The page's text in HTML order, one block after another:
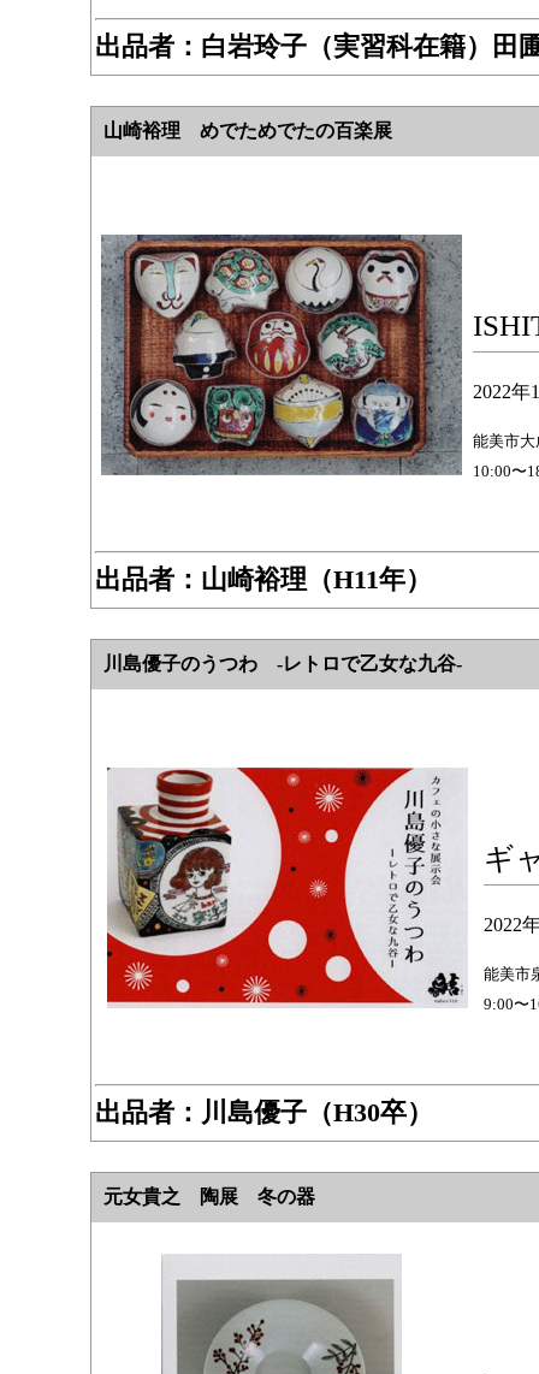
出品者： 白岩玲子（実習科在籍）田
山崎裕理 めでためでたの百楽展
2022年
能美市
10:00〜
出品者： 山崎裕理（H11年）
川島優子のうつわ -レトロで乙女な九谷-
ギ
2022
能美市
9:00〜
出品者：川島優子（H30卒）
元女貴之 陶展 冬の器